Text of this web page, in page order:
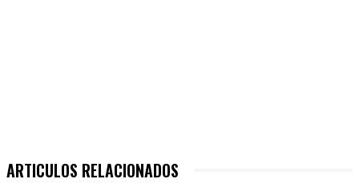
ARTICULOS RELACIONADOS